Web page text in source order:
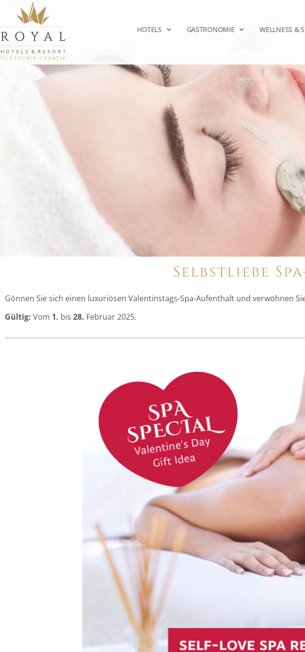
HOTELS GASTRONOMIE WELLNESS &
Selbstliebe
Gönnen Sie sich einen luxuriösen Valentinstags-Spa-Aufenthalt und verwöhnen
Gültig: Vom 1. bis 28. Februar 2025.